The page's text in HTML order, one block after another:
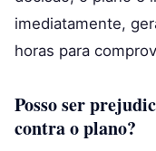
imediatamente,
horas para
Posso ser
contra o plano?